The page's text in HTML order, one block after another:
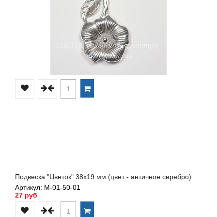
Подвеска "Цветок" 38х19 мм (цвет - античное серебро)
Артикул: М-01-50-01
27 руб